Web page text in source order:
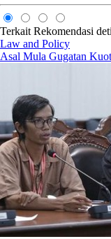
Terkait Rekomendasi
Law and Policy
Asal Mula Gugatan